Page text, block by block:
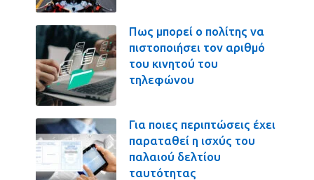
Πως μπορεί ο πολίτης να
πιστοποιήσει τον αριθμό
του κινητού του
τηλεφώνου
Για ποιες περιπτώσεις έχει
παραταθεί η ισχύς του
παλαιού δελτίου
ταυτότητας